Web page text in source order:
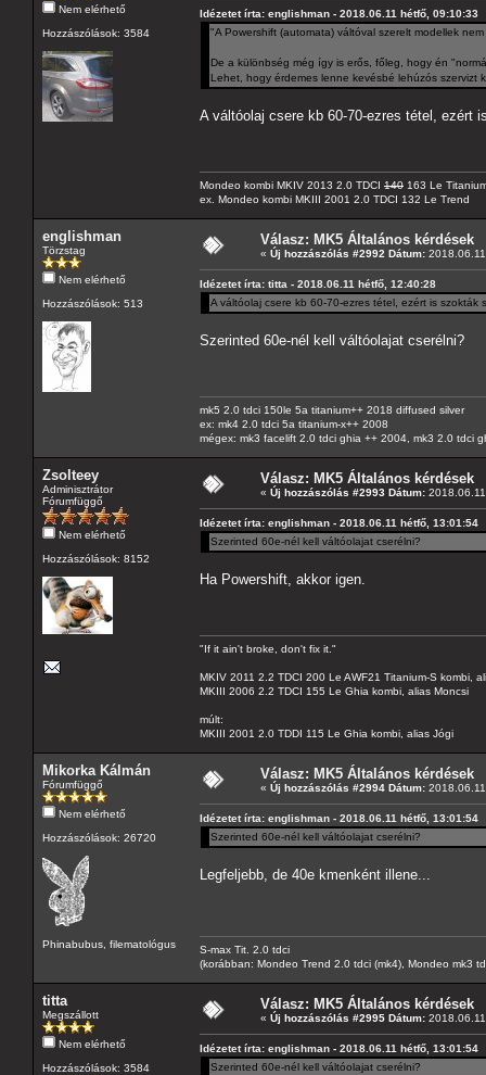
Nem elérhető
Hozzászólások: 3584
Idézetet írta: englishman - 2018.06.11 hétfő, 09:10:33
"A Powershift (automata) váltóval szerelt modellek
De a különbség még így is erős, főleg, hogy én
Lehet, hogy érdemes lenne kevésbé lehúzós szervizt
A váltóolaj csere kb 60-70-ezres tétel, ezért
Mondeo kombi MKIV 2013 2.0 TDCI 140 163 Le
ex. Mondeo kombi MKIII 2001 2.0 TDCI 132 Le Trend
englishman
Törzstag
Nem elérhető
Hozzászólások: 513
Válasz: MK5 Általános kérdések
« Új hozzászólás #2992 Dátum:
Idézetet írta: titta - 2018.06.11 hétfő, 12:40:28
A váltóolaj csere kb 60-70-ezres tétel, ezért is szokták
Szerinted 60e-nél kell váltóolajat cserélni?
mk5 2.0 tdci 150le 5a titanium++ 2018 diffused silver
ex: mk4 2.0 tdci 5a titanium-x++ 2008
mégex: mk3 facelift 2.0 tdci ghia ++ 2004, mk3 2.0 tdci
Zsolteey
Adminisztrátor
Fórumfüggő
Nem elérhető
Hozzászólások: 8152
Válasz: MK5 Általános kérdések
« Új hozzászólás #2993 Dátum:
Idézetet írta: englishman - 2018.06.11 hétfő, 13:01:54
Szerinted 60e-nél kell váltóolajat cserélni?
Ha Powershift, akkor igen.
"If it ain't broke, don't fix it."
MKIV 2011 2.2 TDCI 200 Le AWF21 Titanium-S kombi,
MKIII 2006 2.2 TDCI 155 Le Ghia kombi, alias Moncsi
múlt:
MKIII 2001 2.0 TDDI 115 Le Ghia kombi, alias Jógi
Mikorka Kálmán
Fórumfüggő
Nem elérhető
Hozzászólások: 26720
Phinabubus, filematológus
Válasz: MK5 Általános kérdések
« Új hozzászólás #2994 Dátum:
Idézetet írta: englishman - 2018.06.11 hétfő, 13:01:54
Szerinted 60e-nél kell váltóolajat cserélni?
Legfeljebb, de 40e kmenként illene...
S-max Tit. 2.0 tdci
(korábban: Mondeo Trend 2.0 tdci (mk4), Mondeo mk3
titta
Megszállott
Nem elérhető
Hozzászólások: 3584
Válasz: MK5 Általános kérdések
« Új hozzászólás #2995 Dátum:
Idézetet írta: englishman - 2018.06.11 hétfő, 13:01:54
Szerinted 60e-nél kell váltóolajat cserélni?